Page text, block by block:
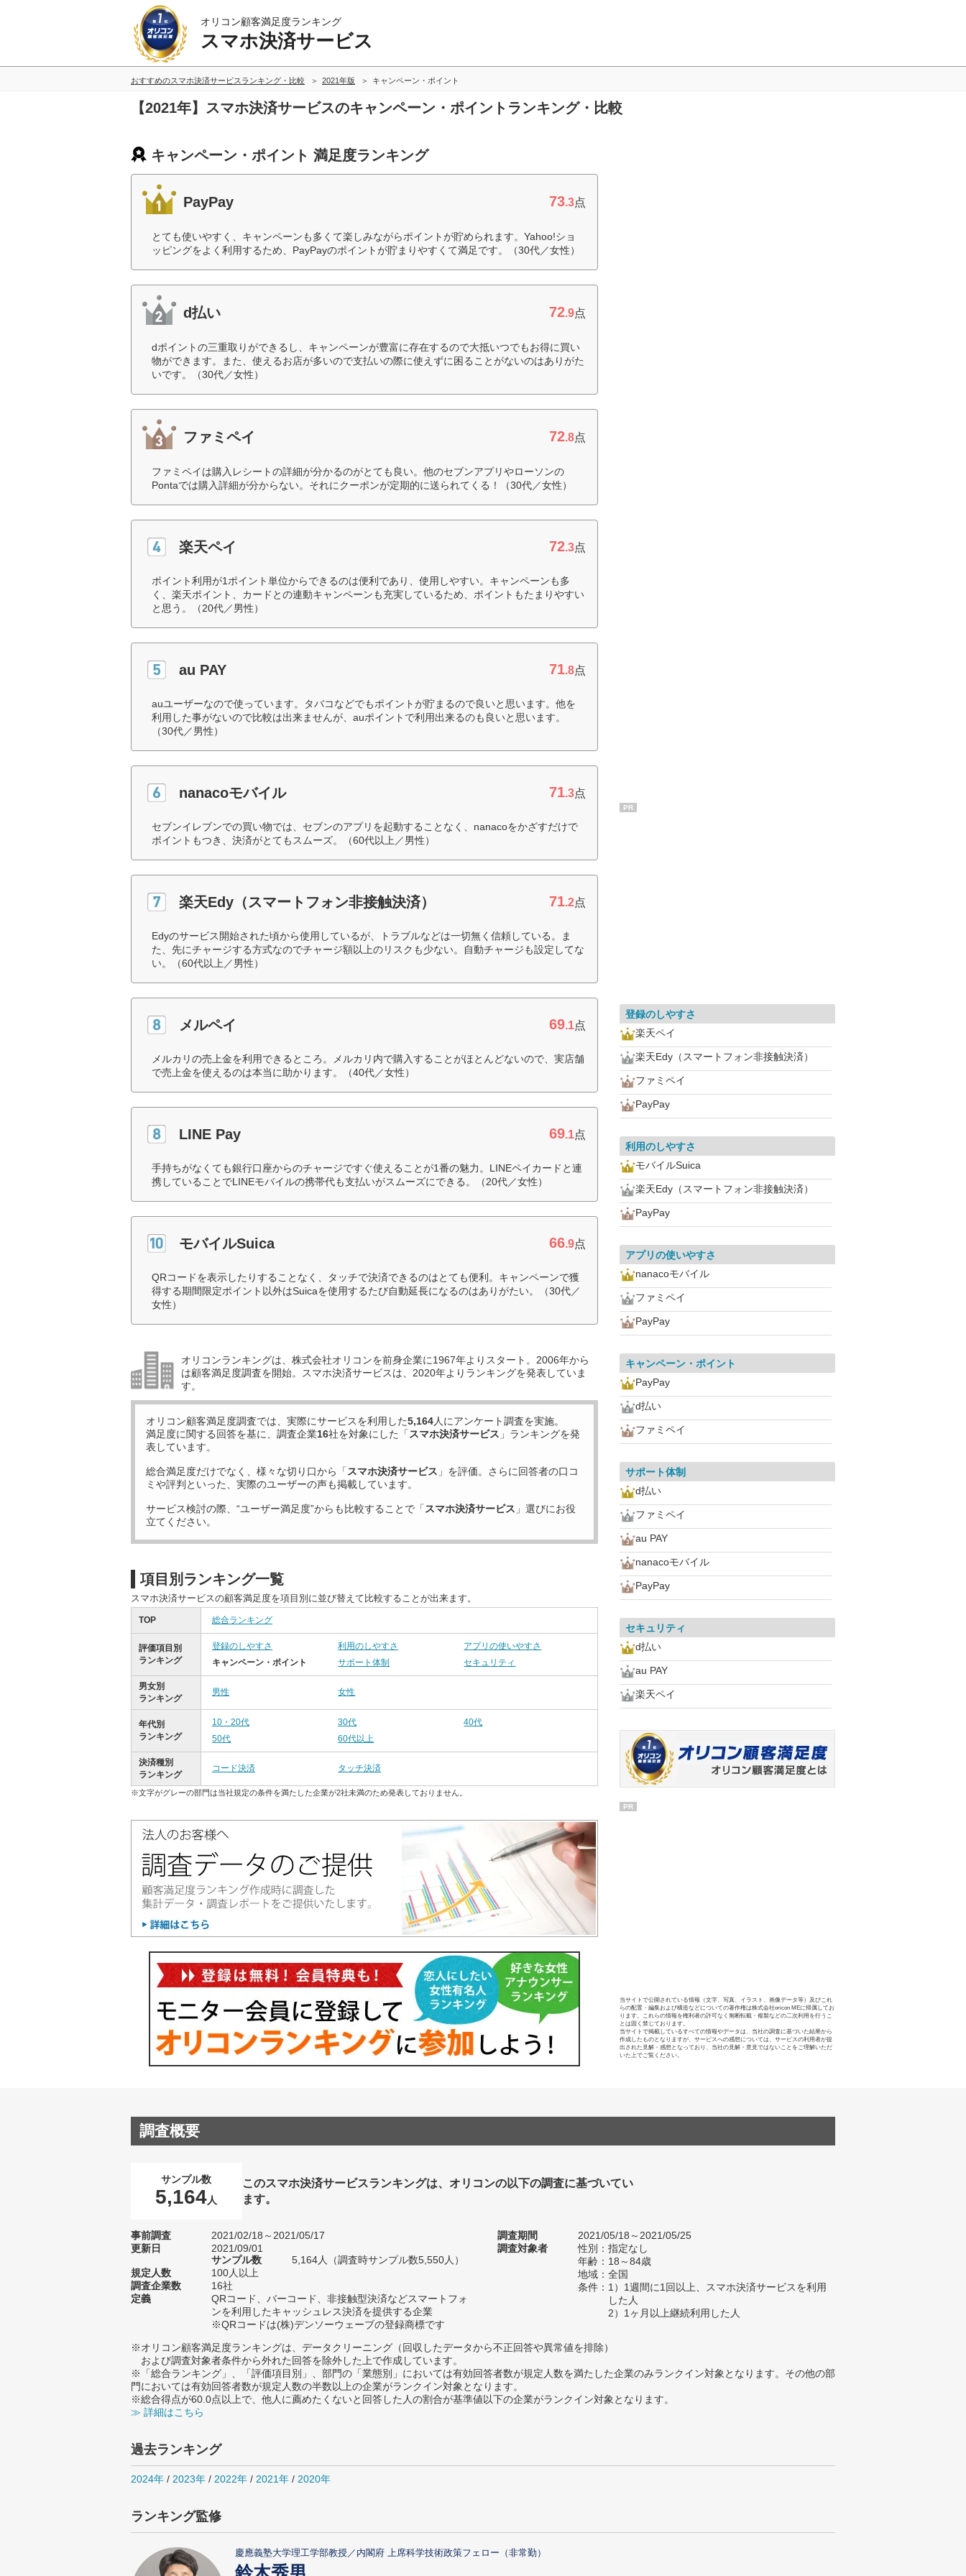
オリコン顧客満足度ランキング
スマホ決済サービス
おすすめのスマホ決済サービスランキング・比較 2021年版 キャンペーン・ポイント
【2021年】スマホ決済サービスのキャンペーン・ポイントランキング・比較
キャンペーン・ポイント 満足度ランキング
PayPay 73.3点
とても使いやすく、キャンペーンも多くて楽しみながらポイントが貯められます。Yahoo!ショ
ッピングをよく利用するため、PayPayのポイントが貯まりやすくて満足です。（30代／女性）
d払い 72.9点
dポイントの三重取りができるし、キャンペーンが豊富に存在するので大抵いつでもお得に買い
物ができます。また、使えるお店が多いので支払いの際に使えずに困ることがないのはありがた
いです。（30代／女性）
ファミペイ 72.8点
ファミペイは購入レシートの詳細が分かるのがとても良い。他のセブンアプリやローソンの
Pontaでは購入詳細が分からない。それにクーポンが定期的に送られてくる！（30代／女性）
楽天ペイ 72.3点
ポイント利用が1ポイント単位からできるのは便利であり、使用しやすい。キャンペーンも多
く、楽天ポイント、カードとの連動キャンペーンも充実しているため、ポイントもたまりやすい
と思う。（20代／男性）
au PAY 71.8点
auユーザーなので使っています。タバコなどでもポイントが貯まるので良いと思います。他を
利用した事がないので比較は出来ませんが、auポイントで利用出来るのも良いと思います。
（30代／男性）
nanacoモバイル 71.3点
セブンイレブンでの買い物では、セブンのアプリを起動することなく、nanacoをかざすだけで
ポイントもつき、決済がとてもスムーズ。（60代以上／男性）
楽天Edy（スマートフォン非接触決済） 71.2点
Edyのサービス開始された頃から使用しているが、トラブルなどは一切無く信頼している。ま
た、先にチャージする方式なのでチャージ額以上のリスクも少ない。自動チャージも設定してな
い。（60代以上／男性）
メルペイ 69.1点
メルカリの売上金を利用できるところ。メルカリ内で購入することがほとんどないので、実店舗
で売上金を使えるのは本当に助かります。（40代／女性）
LINE Pay 69.1点
手持ちがなくても銀行口座からのチャージですぐ使えることが1番の魅力。LINEペイカードと連
携していることでLINEモバイルの携帯代も支払いがスムーズにできる。（20代／女性）
モバイルSuica 66.9点
QRコードを表示したりすることなく、タッチで決済できるのはとても便利。キャンペーンで獲
得する期間限定ポイント以外はSuicaを使用するたび自動延長になるのはありがたい。（30代／
女性）
オリコンランキングは、株式会社オリコンを前身企業に1967年よりスタート。2006年から
は顧客満足度調査を開始。スマホ決済サービスは、2020年よりランキングを発表していま
す。
オリコン顧客満足度調査では、実際にサービスを利用した5,164人にアンケート調査を実施。
満足度に関する回答を基に、調査企業16社を対象にした「 スマホ決済サービス 」ランキングを発
表しています。
総合満足度だけでなく、様々な切り口から「 スマホ決済サービス 」を評価。さらに回答者の口コ
ミや評判といった、実際のユーザーの声も掲載しています。
サービス検討の際、“ユーザー満足度”からも比較することで「 スマホ決済サービス 」選びにお役
立てください。
項目別ランキング一覧
スマホ決済サービスの顧客満足度を項目別に並び替えて比較することが出来ます。
TOP 総合ランキング
評価項目別
ランキング
登録のしやすさ 利用のしやすさ
アプリの使いやすさ
キャンペーン・ポイント
サポート体制 セキュリティ
男女別
ランキング
男性 女性
年代別
ランキング
10・20代 30代
40代
50代
60代以上
決済種別
ランキング
コード決済 タッチ決済
※文字がグレーの部門は当社規定の条件を満たした企業が2社未満のため発表しておりません。
PR
登録のしやすさ
楽天ペイ
楽天Edy（スマートフォン非接触決済）
ファミペイ
PayPay
利用のしやすさ
モバイルSuica
楽天Edy（スマートフォン非接触決済）
PayPay
アプリの使いやすさ
nanacoモバイル
ファミペイ
PayPay
キャンペーン・ポイント
PayPay
d払い
ファミペイ
サポート体制
d払い
ファミペイ
au PAY
nanacoモバイル
PayPay
セキュリティ
d払い
au PAY
楽天ペイ
PR
当サイトで公開されている情報（文字、写真、イラスト、画像データ等）及びこれ
らの配置・編集および構造などについての著作権は株式会社oricon MEに帰属してお
ります。これらの情報を権利者の許可なく無断転載・複製などの二次利用を行うこ
とは固く禁じております。
当サイトで掲載しているすべての情報やデータは、当社の調査に基づいた結果から
作成したものとなりますが、サービスへの感想については、サービスの利用者が提
出された見解・感想となっており、当社の見解・意見ではないことをご理解いただ
いた上でご覧ください。
調査概要
サンプル数
5,164人
このスマホ決済サービスランキングは、オリコンの以下の調査に基づいてい
ます。
事前調査
2021/02/18～2021/05/17
更新日
2021/09/01
サンプル数
5,164人（調査時サンプル数5,550人）
規定人数
100人以上
調査企業数
16社
定義
QRコード、バーコード、非接触型決済などスマートフォ
ンを利用したキャッシュレス決済を提供する企業
※QRコードは(株)デンソーウェーブの登録商標です
調査期間
2021/05/18～2021/05/25
調査対象者
性別：指定なし
年齢：18～84歳
地域：全国
条件：1）1週間に1回以上、スマホ決済サービスを利用
した人
2）1ヶ月以上継続利用した人
※オリコン顧客満足度ランキングは、データクリーニング（回収したデータから不正回答や異常値を排除）
および調査対象者条件から外れた回答を除外した上で作成しています。
※「総合ランキング」、「評価項目別」、部門の「業態別」においては有効回答者数が規定人数を満たした企業のみランクイン対象となります。その他の部
門においては有効回答者数が規定人数の半数以上の企業がランクイン対象となります。
※総合得点が60.0点以上で、他人に薦めたくないと回答した人の割合が基準値以下の企業がランクイン対象となります。
≫ 詳細はこちら
過去ランキング
2024年 / 2023年 / 2022年 / 2021年 / 2020年
ランキング監修
慶應義塾大学理工学部教授／内閣府 上席科学技術政策フェロー（非常勤）